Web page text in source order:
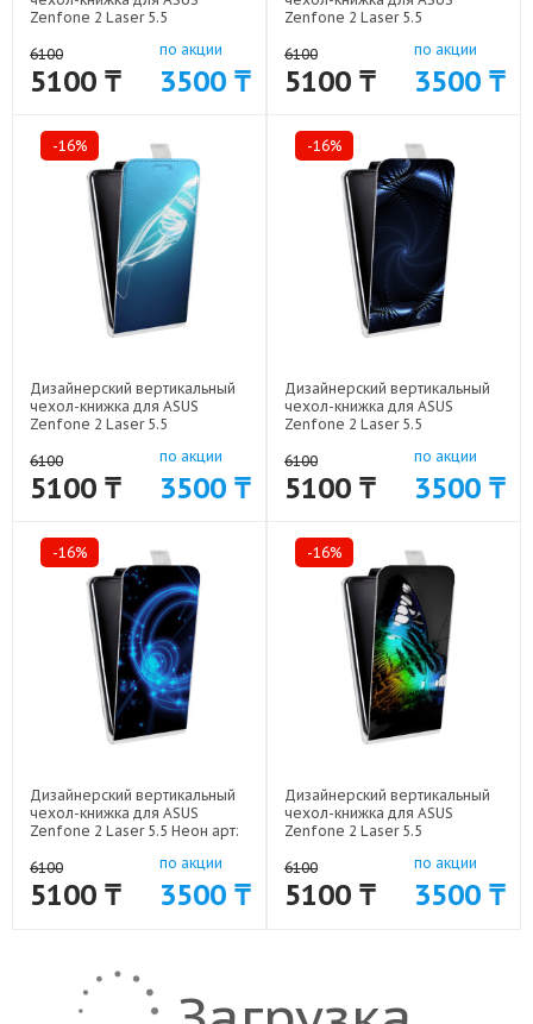
Zenfone 2 Laser 5.5
1624
6100
5100 ₸
по акции
3500 ₸
Zenfone 2 Laser 5.5
1612
6100
5100 ₸
по акции
3500 ₸
-16%
Дизайнерский вертикальный
чехол-книжка для ASUS
Zenfone 2 Laser 5.5
1620
6100
5100 ₸
по акции
3500 ₸
-16%
Дизайнерский вертикальный
чехол-книжка для ASUS
Zenfone 2 Laser 5.5
1616
6100
5100 ₸
по акции
3500 ₸
-16%
Дизайнерский вертикальный
чехол-книжка для ASUS
Zenfone 2 Laser 5.5 Неон арт:
6100
5100 ₸
по акции
3500 ₸
-16%
Дизайнерский вертикальный
чехол-книжка для ASUS
Zenfone 2 Laser 5.5
1609
6100
5100 ₸
по акции
3500 ₸